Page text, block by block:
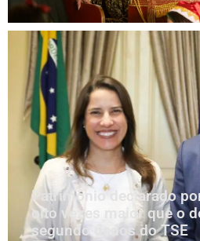
Patrimônio declarado
oito vezes maior que o
segundo dados do TSE